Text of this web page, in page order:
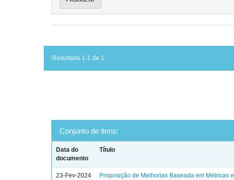
Resultado 1-1 de 1.
Conjunto de itens:
Data do
documento
Título
23-Fev-2024
Proposição de Melhorias Baseada em Métricas e